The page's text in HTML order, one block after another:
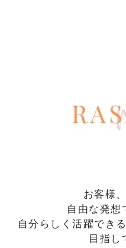
お客様
自由な発想
自分らしく活躍でき
目指し